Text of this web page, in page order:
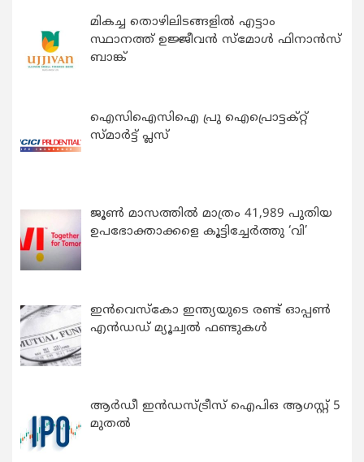
മികച്ച തൊഴിലിടങ്ങളിൽ എട്ടാം
സ്ഥാനത്ത് ഉജ്ജീവൻ സ്മോൾ ഫിനാൻസ്
ബാങ്ക്
ഐസിഐസിഐ പ്രു ഐപ്രൊട്ടക്റ്റ്
സ്മാർട്ട് പ്ലസ്
ജൂൺ മാസത്തിൽ മാത്രം 41,989 പുതിയ
ഉപഭോക്താക്കളെ കൂട്ടിച്ചേർത്തു ‘വി’
ഇന്‍വെസ്കോ ഇന്ത്യയുടെ രണ്ട് ഓപ്പണ്‍
എന്‍ഡഡ് മ്യൂച്വല്‍ ഫണ്ടുകള്‍
ആർഡീ ഇൻഡസ്ട്രീസ് ഐപിഒ ആഗസ്റ്റ് 5
മുതൽ